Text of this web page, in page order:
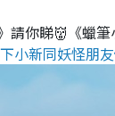
請你睇👹《蠟
小新同妖怪朋